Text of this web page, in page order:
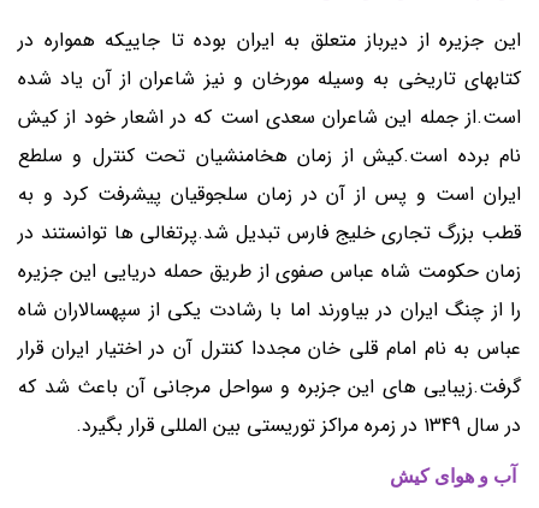
این جزیره از دیرباز متعلق به ایران بوده تا جاییکه همواره در
کتابهای تاریخی به وسیله مورخان و نیز شاعران از آن یاد شده
است.از جمله این شاعران سعدی است که در اشعار خود از کیش
نام برده است.کیش از زمان هخامنشیان تحت کنترل و سلطع
ایران است و پس از آن در زمان سلجوقیان پیشرفت کرد و به
قطب بزرگ تجاری خلیج فارس تبدیل شد.پرتغالی ها توانستند در
زمان حکومت شاه عباس صفوی از طریق حمله دریایی این جزیره
را از چنگ ایران در بیاورند اما با رشادت یکی از سپهسالاران شاه
عباس به نام امام قلی خان مجددا کنترل آن در اختیار ایران قرار
گرفت.زیبایی های این جزبره و سواحل مرجانی آن باعث شد که
در سال 1349 در زمره مراکز توریستی بین المللی قرار بگیرد.
آب و هوای کیش